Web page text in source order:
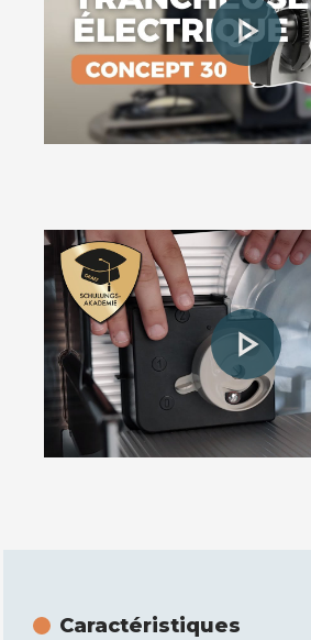
Caractéristiques